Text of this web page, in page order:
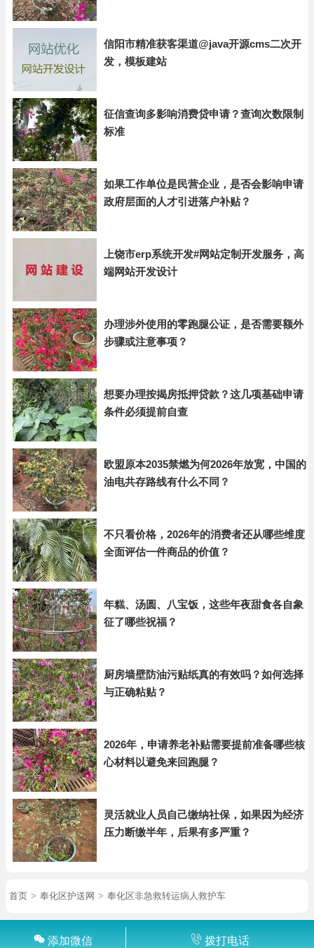
信阳市精准获客渠道@java开源cms二次开
发，模板建站
征信查询多影响消费贷申请？查询次数限制
标准
如果工作单位是民营企业，是否会影响申请
政府层面的人才引进落户补贴？
上饶市erp系统开发#网站定制开发服务，高
端网站开发设计
办理涉外使用的零跑腿公证，是否需要额外
步骤或注意事项？
想要办理按揭房抵押贷款？这几项基础申请
条件必须提前自查
欧盟原本2035禁燃为何2026年放宽，中国的
油电共存路线有什么不同？
不只看价格，2026年的消费者还从哪些维度
全面评估一件商品的价值？
年糕、汤圆、八宝饭，这些年夜甜食各自象
征了哪些祝福？
厨房墙壁防油污贴纸真的有效吗？如何选择
与正确粘贴？
2026年，申请养老补贴需要提前准备哪些核
心材料以避免来回跑腿？
灵活就业人员自己缴纳社保，如果因为经济
压力断缴半年，后果有多严重？
首页 > 奉化区护送网 > 奉化区非急救转运病人救护车
添加微信 拨打电话